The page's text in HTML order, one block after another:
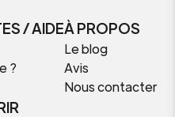
/ AIDE
?
À PROPOS
Le blog
Avis
Nous contacter